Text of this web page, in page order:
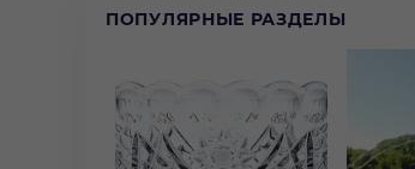
ПОПУЛЯРНЫЕ РАЗДЕЛЫ